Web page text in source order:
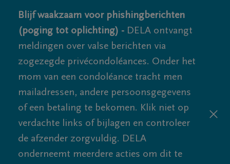
Blijf waakzaam voor phishingberichten
(poging tot oplichting) - DELA ontvangt
meldingen over valse berichten via
zogezegde privécondoléances. Onder het
mom van een condoléance tracht men
mailadressen, andere persoonsgegevens
of een betaling te bekomen. Klik niet op
verdachte links of bijlagen en controleer
de afzender zorgvuldig. DELA
onderneemt meerdere acties om dit te